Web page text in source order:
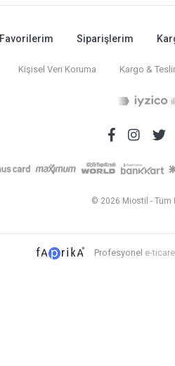
Favorilerim Siparişlerim
Kişisel Veri Koruma Kargo &
© 2026 Miostil - Tüm
Profesyonel e-